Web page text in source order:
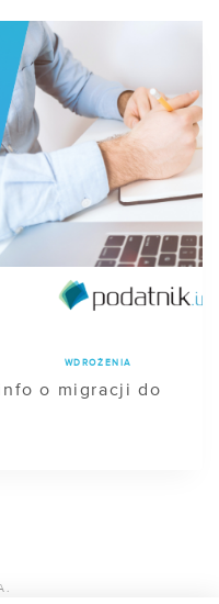
WDROŻENIA
o migracji do